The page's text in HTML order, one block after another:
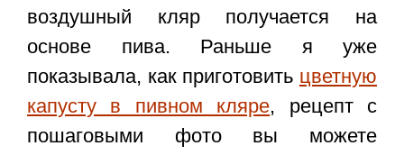
воздушный кляр получается на
основе пива. Раньше я уже
показывала, как приготовить цветную
капусту в пивном кляре, рецепт с
пошаговыми фото вы можете